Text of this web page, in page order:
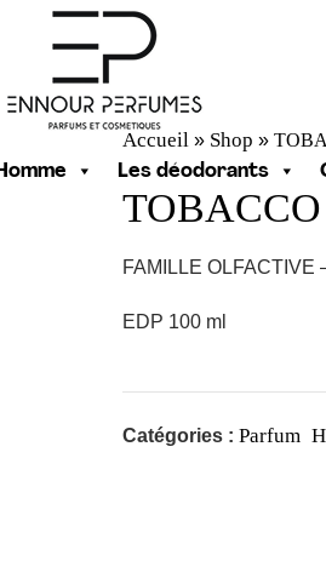
Les déodorants
Accueil » Shop »
FAMILLE OLFACTIVE
EDP 100 ml
Catégories : Parfum